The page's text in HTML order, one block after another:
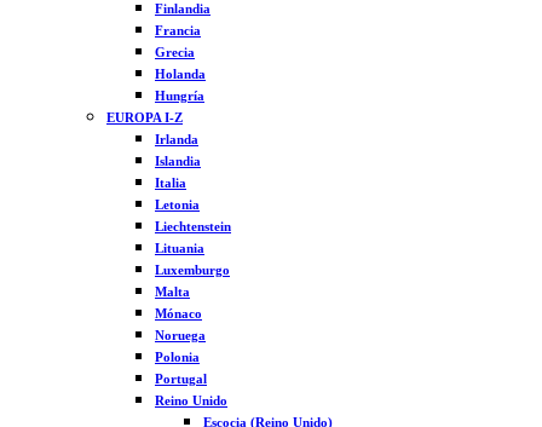
Finlandia
Francia
Grecia
Holanda
Hungría
EUROPA I-Z
Irlanda
Islandia
Italia
Letonia
Liechtenstein
Lituania
Luxemburgo
Malta
Mónaco
Noruega
Polonia
Portugal
Reino Unido
Escocia (Reino Unido)